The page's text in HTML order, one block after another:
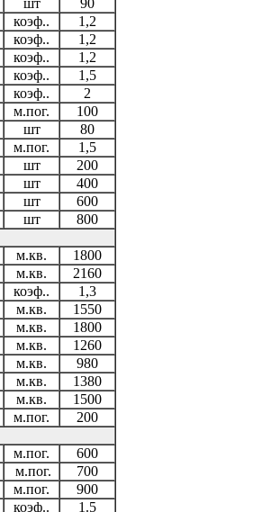
коэф..
1,2
коэф..
1,2
коэф..
1,2
коэф..
1,5
коэф..
2
м.пог.
100
шт
80
м.пог.
1,5
шт
200
шт
400
шт
600
шт
800
м.кв.
1800
м.кв.
2160
коэф..
1,3
м.кв.
1550
м.кв.
1800
м.кв.
1260
м.кв.
980
м.кв.
1380
м.кв.
1500
м.пог.
200
м.пог.
600
м.пог.
700
м.пог.
900
коэф..
1.5